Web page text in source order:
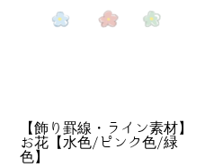
【飾り罫線・ライン素材】
お花【水色/ピンク色/緑
色】